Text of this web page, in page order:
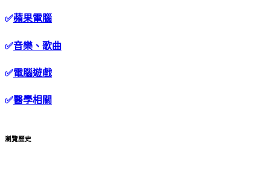
✅蘋果電腦
✅音樂、歌曲
✅電腦遊戲
✅醫學相關
瀏覽歷史